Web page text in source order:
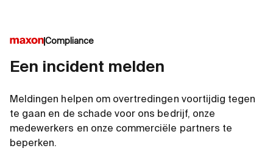
Compliance
Een incident melden
Meldingen helpen om overtredingen voortijdig tegen
te gaan en de schade voor ons bedrijf, onze
medewerkers en onze commerciële partners te
beperken.